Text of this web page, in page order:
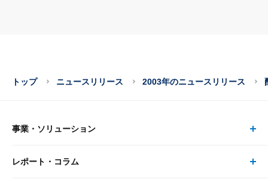
トップ ニュースリリース 2003年のニュースリリース
事業・ソリューション
事業・ソリューション トップ
レポート・コラム